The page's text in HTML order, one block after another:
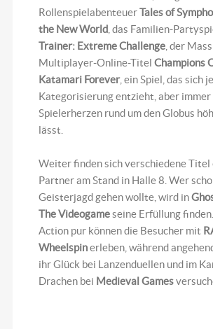
RollenspielabenteuerTales of
the New World , das Familien-
Trainer: Extreme Challenge , der
Multiplayer-Online-TitelChampions
Katamari Forever, ein Spiel, das sich
Kategorisierung entzieht, aber immer
Spielerherzen rund um den Globus
lässt.
Weiter finden sich verschiedene Titel
Partner am Stand in Halle 8. Wer
Geisterjagd gehen wollte, wird in
The Videogameseine Erfüllung
Action pur können die Besucher mit
Wheelspinerleben, während
ihr Glück bei Lanzenduellen und im
Drachen bei Medieval Games